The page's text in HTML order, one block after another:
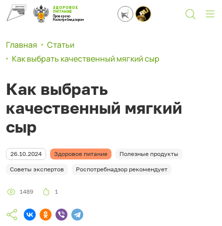
ЗДОРОВОЕ
ПИТАНИЕ
Проверено
Роспотребнадзором
Главная
Статьи
Как выбрать качественный мягкий сыр
Как выбрать
качественный мягкий
сыр
26.10.2024 Здоровое питание Полезные продукты
Советы экспертов Роспотребнадзор рекомендует
1489 1